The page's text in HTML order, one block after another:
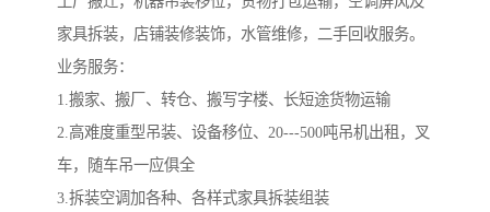
家具拆装，店铺装修装饰，水管维修，二手回收服务。
业务服务：
1.搬家、搬厂、转仓、搬写字楼、长短途货物运输
2.高难度重型吊装、设备移位、20---500吨吊机出租，叉
车，随车吊一应俱全
3.拆装空调加各种、各样式家具拆装组装